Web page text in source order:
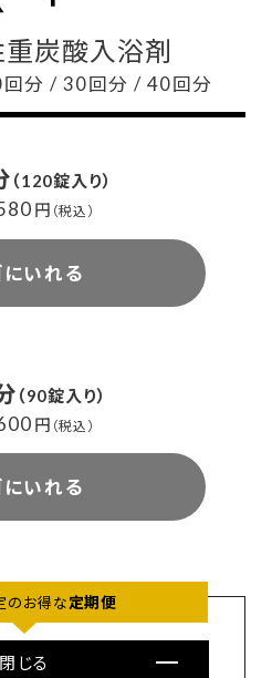
炭酸入浴剤
分 / 30回分 / 40回分
（120錠入り）
円 （税込）
いれる
（90錠入り）
円 （税込）
いれる
のお得な定期便
閉じる